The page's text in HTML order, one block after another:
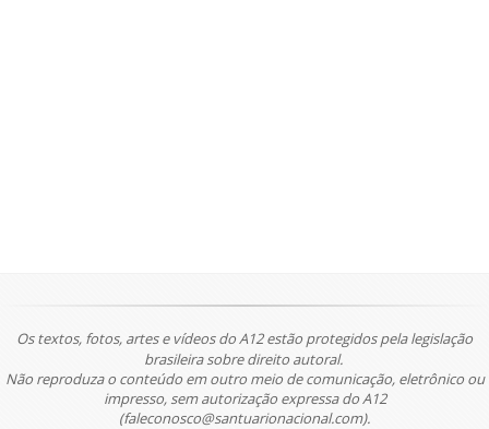
Os textos, fotos, artes e vídeos do A12 estão protegidos pela legislação
brasileira sobre direito autoral.
Não reproduza o conteúdo em outro meio de comunicação, eletrônico ou
impresso, sem autorização expressa do A12
(faleconosco@santuarionacional.com).